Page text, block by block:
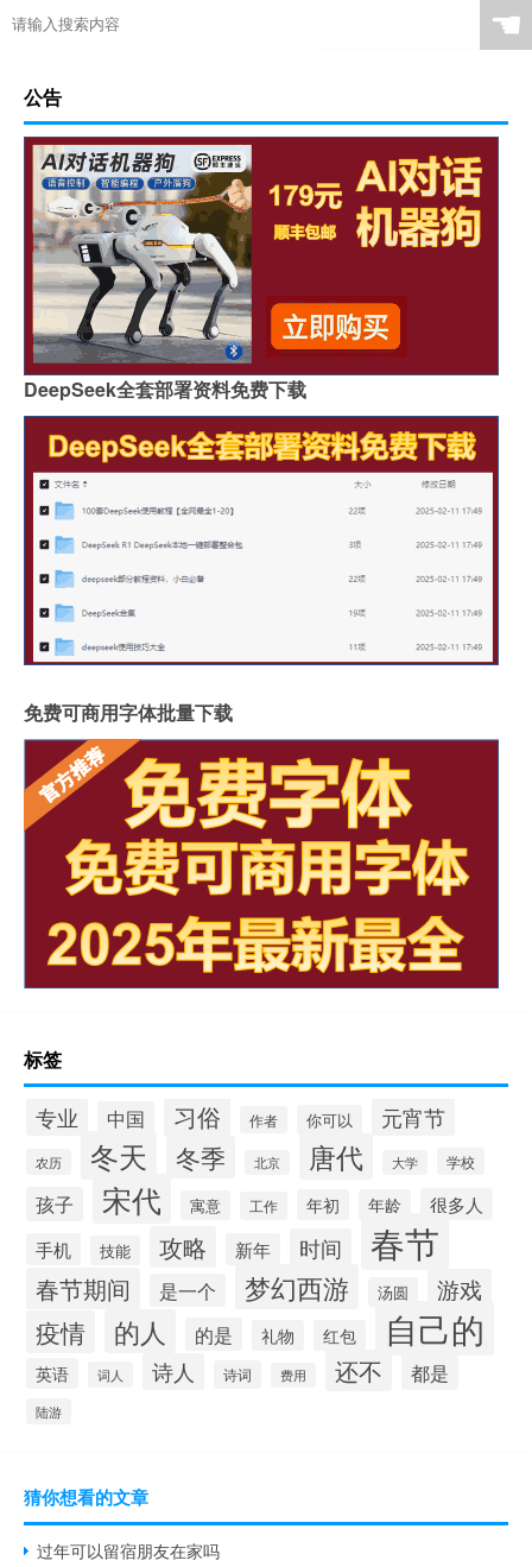
☚
公告
DeepSeek全套部署资料免费下载
免费可商用字体批量下载
标签
专业 中国 习俗 作者 你可以 元宵节
农历 冬天 冬季 北京 唐代 大学 学校
孩子 宋代 寓意 工作 年初 年龄
很多人
手机
技能 攻略 新年 时间 春节
春节期间 是一个 梦幻西游 汤圆 游戏
疫情 的人 的是 礼物 红包 自己的
英语 词人 诗人 诗词 费用 还不 都是
陆游
猜你想看的文章
过年可以留宿朋友在家吗